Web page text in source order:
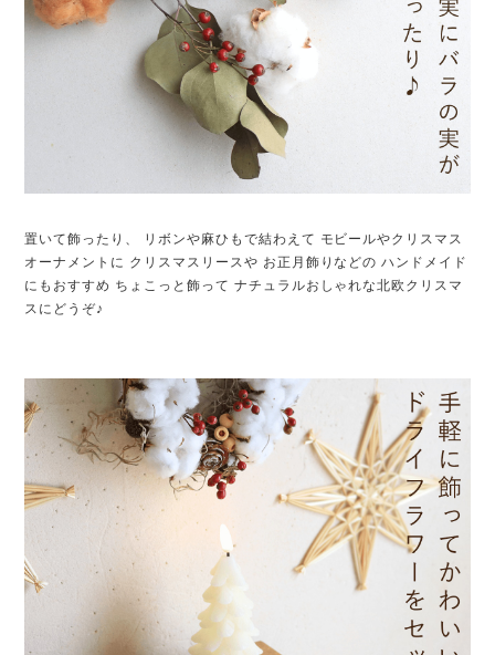
置いて飾ったり、 リボンや麻ひもで結わえて モビールやクリスマス
オーナメントに クリスマスリースや お正月飾りなどの ハンドメイド
にもおすすめ ちょこっと飾って ナチュラルおしゃれな北欧クリスマ
スにどうぞ♪